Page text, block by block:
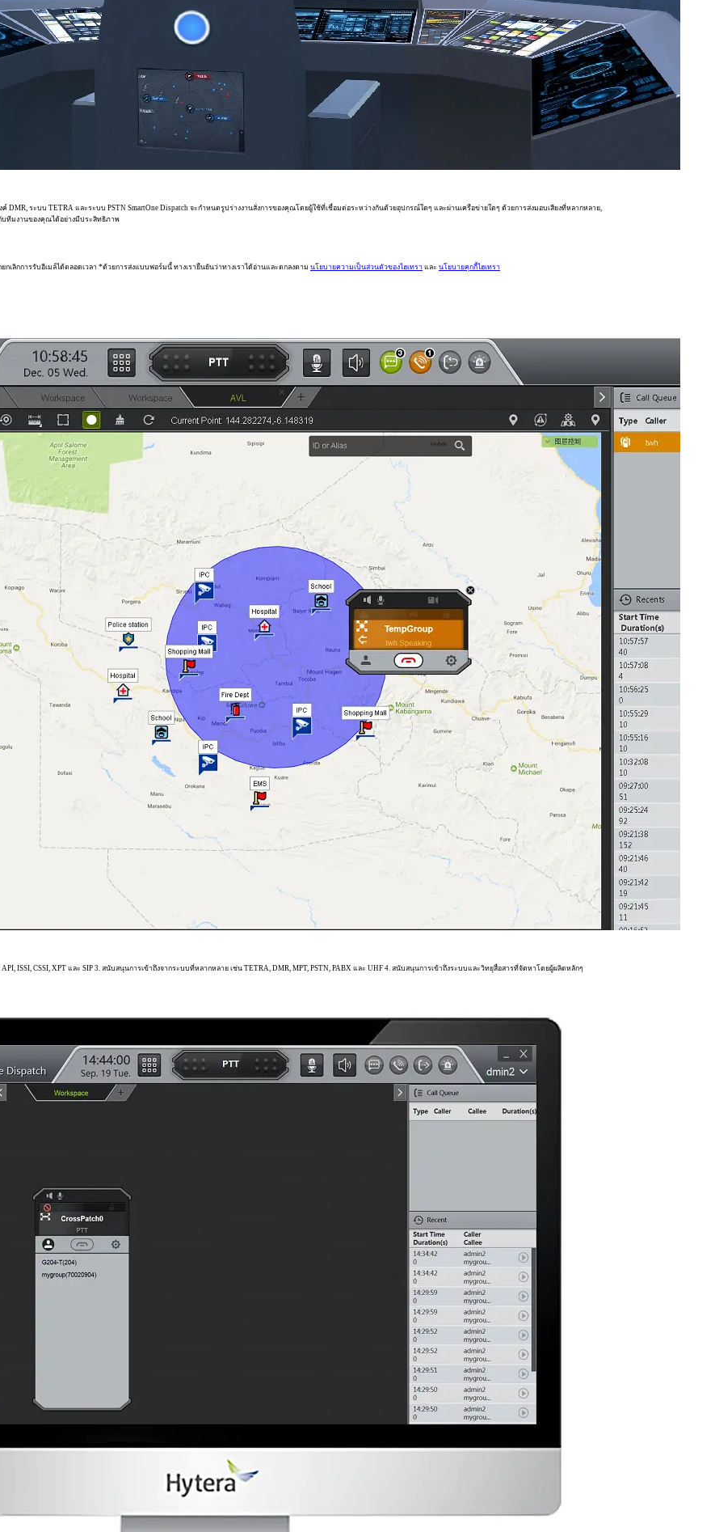
ระบบ TETRA และระบบ PSTN SmartOne Dispatch จะกำหนดรูปร่างงานสั่งการของคุณโดยผู้ใช้ที่เชื่อมต่อระหว่างกันด้วยอุปกรณ์ใดๆ และผ่านเครือข่ายใดๆ ด้วยการส่งมอบเสียงที่หลากหลาย,
บทีมงานของคุณได้อย่างมีประสิทธิภาพ
กเลิกการรับอีเมล์ได้ตลอดเวลา *ด้วยการส่งแบบฟอร์มนี้ ทางเรายืนยันว่าทางเราได้อ่านและตกลงตาม นโยบายความเป็นส่วนตัวของไฮเทรา และ นโยบายคุกกี้ไฮเทรา
ISSI, CSSI, XPT และ SIP 3. สนับสนุนการเข้าถึงจากระบบที่หลากหลาย เช่น TETRA, DMR, MPT, PSTN, PABX และ UHF 4. สนับสนุนการเข้าถึงระบบและวิทยุสื่อสารที่จัดหาโดยผู้ผลิตหลักๆ